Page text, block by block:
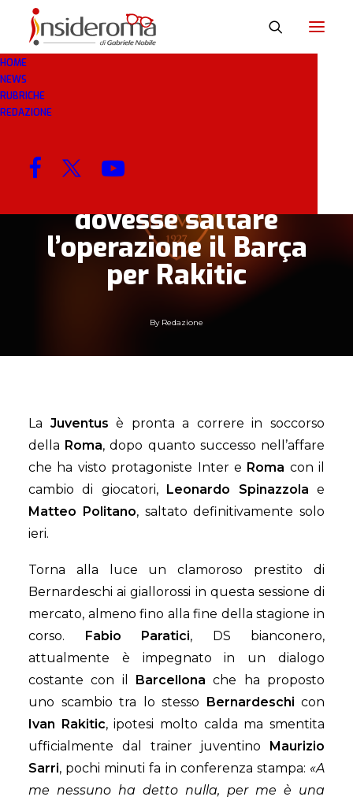
HOME
NEWS
RUBRICHE
REDAZIONE
18 GEN 2020
della Roma, proposto
dovesse saltare
l’operazione il Barça
per Rakitic
By Redazione
La Juventus è pronta a correre in soccorso
della Roma, dopo quanto successo nell’affare
che ha visto protagoniste Inter e Roma con il
cambio di giocatori, Leonardo Spinazzola e
Matteo Politano, saltato definitivamente solo
ieri.
Torna alla luce un clamoroso prestito di
Bernardeschi ai giallorossi in questa sessione di
mercato, almeno fino alla fine della stagione in
corso. Fabio Paratici, DS bianconero,
attualmente è impegnato in un dialogo
costante con il Barcellona che ha proposto
uno scambio tra lo stesso Bernardeschi con
Ivan Rakitic, ipotesi molto calda ma smentita
ufficialmente dal trainer juventino Maurizio
Sarri, pochi minuti fa in conferenza stampa: «A
me nessuno ha detto nulla, per me è una